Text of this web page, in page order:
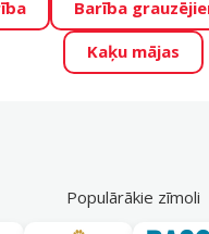
Zoo piedāvā lieliskas
ŪSAIŅI”! Varbūt
Barība
Kaķu mājas
Populārākie zīmoli
Akciju piedāvājumi